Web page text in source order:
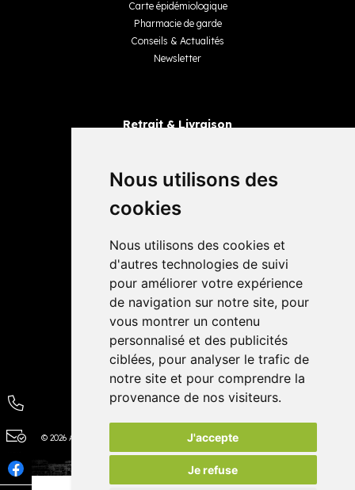
Nous utilisons des
cookies
Nous utilisons des cookies et
d'autres technologies de suivi
pour améliorer votre expérience
de navigation sur notre site, pour
vous montrer un contenu
personnalisé et des publicités
ciblées, pour analyser le trafic de
notre site et pour comprendre la
provenance de nos visiteurs.
J'accepte
Je refuse
Carte épidémiologique
Pharmacie de garde
Conseils & Actualités
Newsletter
Retrait & Livraison
Livraisons
4,4 / 5 65 avis
© 2026 Autour de la Pharmacie Tous droits réservés